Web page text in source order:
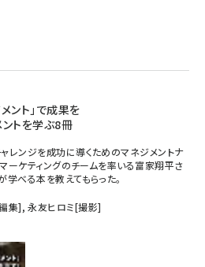
ント」で成果を
ントを学ぶ8冊
レンジを成功に導くためのマネジメントナ
ーケティングのチームを率いる富家翔平さ
学べる本を教えてもらった。
集],永友ヒロミ[撮影]